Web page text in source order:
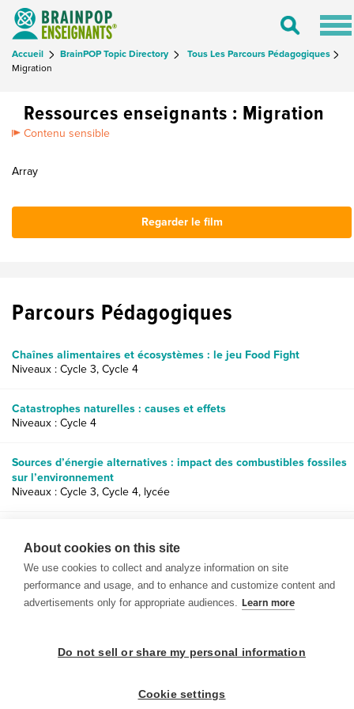
Toggle
Accueil BrainPOP Topic Directory
Tous Les Parcours Pédagogiques
Migration
Ressources enseignants : Migration
Contenu sensible
Array
Regarder le film
Parcours Pédagogiques
Chaînes alimentaires et écosystèmes : le jeu Food Fight
Niveaux : Cycle 3, Cycle 4
Catastrophes naturelles : causes et effets
Niveaux : Cycle 4
Sources d’énergie alternatives : impact des combustibles fossiles
sur l’environnement
Niveaux : Cycle 3, Cycle 4, lycée
documents vidéo
Niveaux : Cycle 4, lycée
About cookies on this site
We use cookies to collect and analyze information on site
performance and usage, and to enhance and customize content and
advertisements only for appropriate audiences. Learn more
Do not sell or share my personal information
Cookie settings